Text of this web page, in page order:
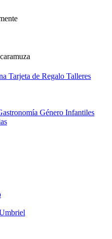
Tarjeta de Regalo Talleres
Género Infantiles